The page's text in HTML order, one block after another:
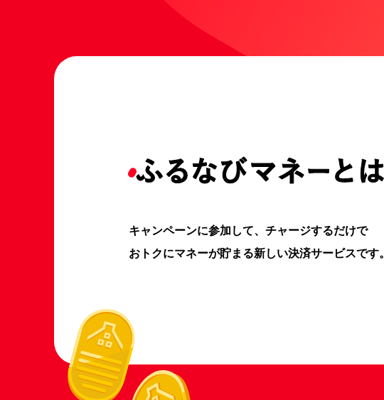
キャンペーンに参加して、チャージするだけで
おトクにマネーが貯まる新しい決済サービスです。